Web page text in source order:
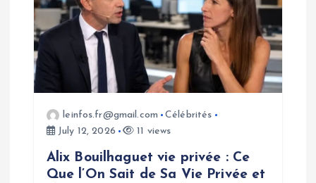
leinfos.fr@gmail.com
Célébrités
July 12, 2026
11 views
Alix Bouilhaguet vie privée : Ce
Que l’On Sait de Sa Vie Privée et